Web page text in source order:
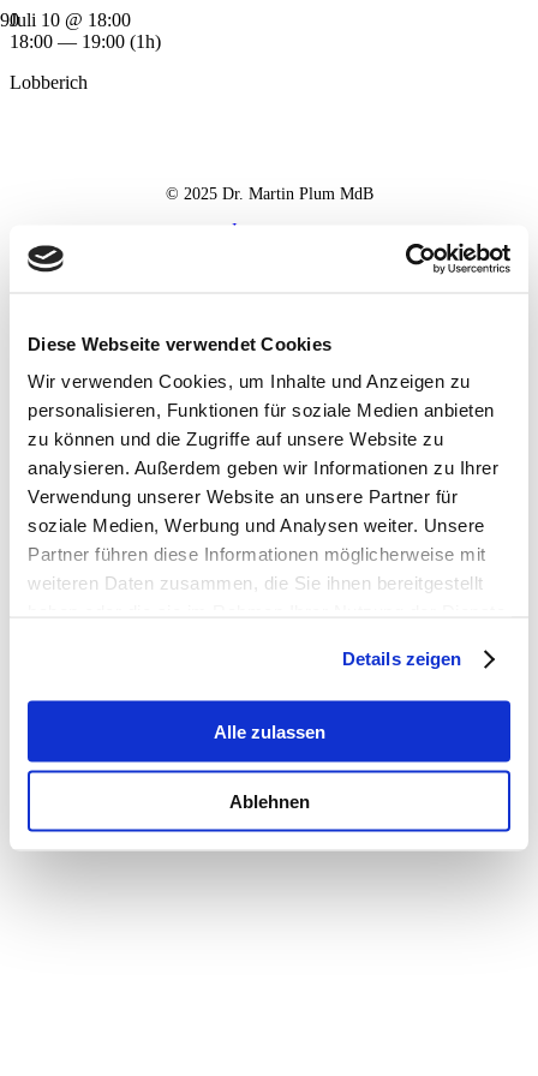
Diese Webseite verwendet Cookies
Wir verwenden Cookies, um Inhalte und Anzeigen zu
personalisieren, Funktionen für soziale Medien anbieten
zu können und die Zugriffe auf unsere Website zu
analysieren. Außerdem geben wir Informationen zu Ihrer
Verwendung unserer Website an unsere Partner für
soziale Medien, Werbung und Analysen weiter. Unsere
Partner führen diese Informationen möglicherweise mit
weiteren Daten zusammen, die Sie ihnen bereitgestellt
Details zeigen
Alle zulassen
Ablehnen
Juli 10 @ 18:00
18:00 — 19:00 (1h)
Lobberich
© 2025 Dr. Martin Plum MdB
Impressum